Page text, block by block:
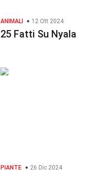
ANIMALI 12 Ott 2024
25 Fatti Su Nyala
PIANTE 26 Dic 2024